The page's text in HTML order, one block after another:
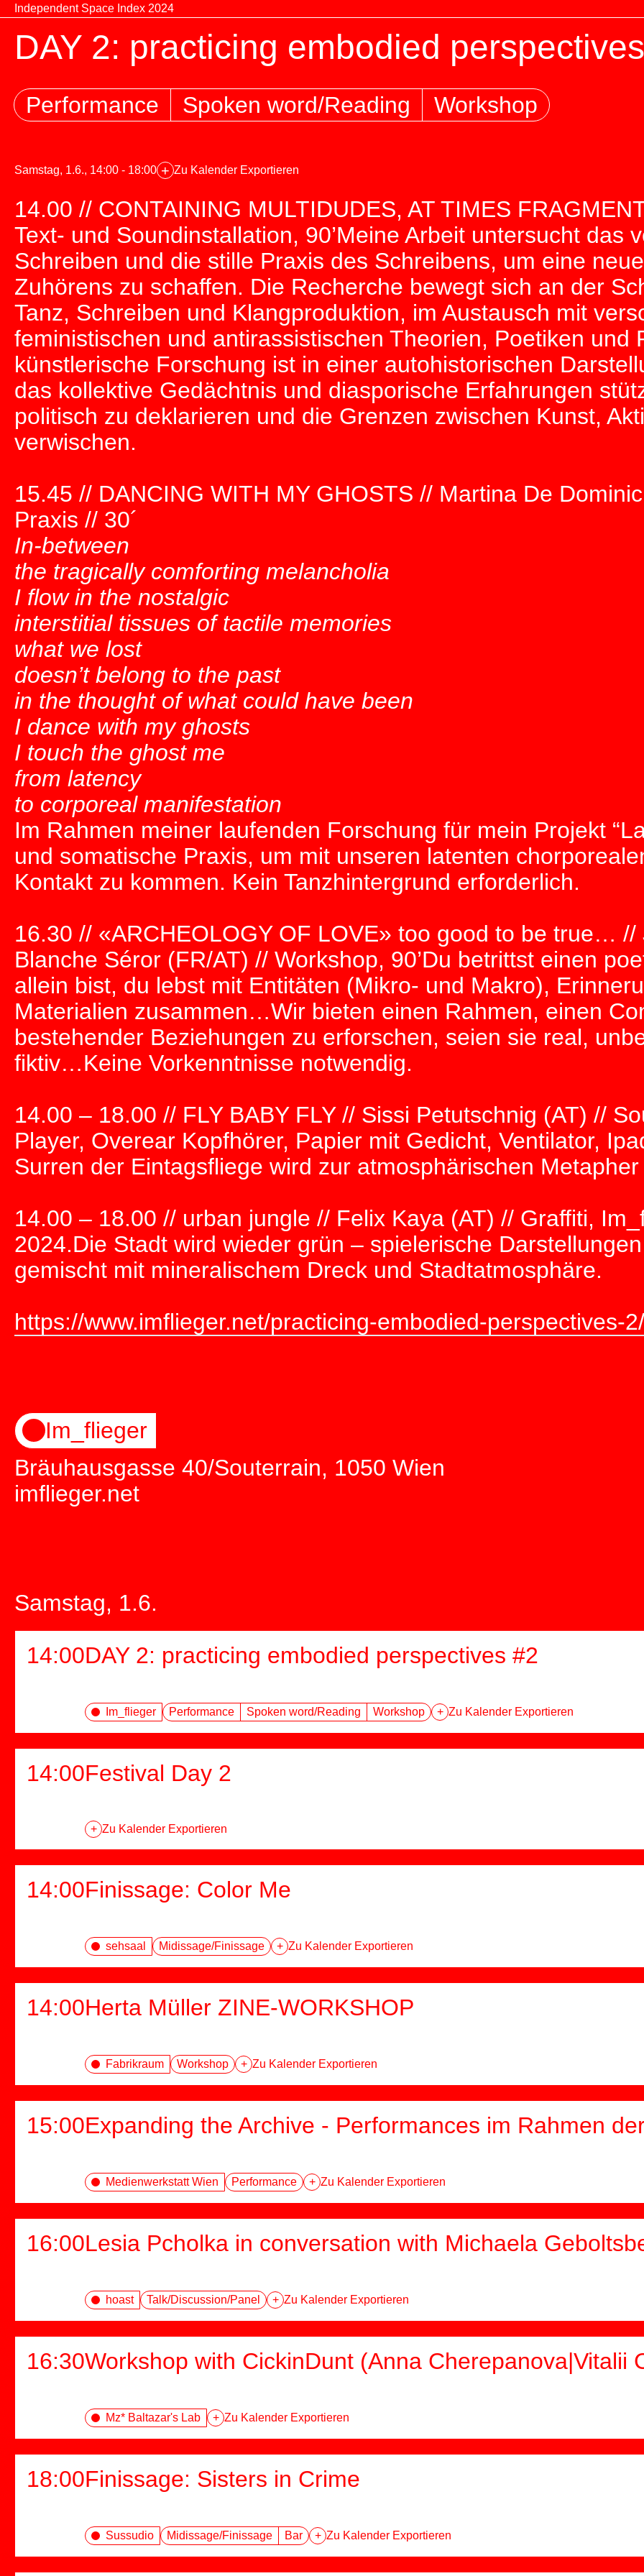
Zum Inhalt springen
Independent Space Index 2024
DAY 2: practicing embodied
Performance Spoken word/Reading Workshop
Samstag, 1.6., 14:00 - 18:00 + Zu Kalender Exportieren
14.00 // CONTAINING MULTIDUDES, AT TIMES
Text- und Soundinstallation, 90’Meine Arbeit untersucht das
Schreiben und die stille Praxis des Schreibens, um eine
Zuhörens zu schaffen. Die Recherche bewegt sich an der
Tanz, Schreiben und Klangproduktion, im Austausch mit
feministischen und antirassistischen Theorien, Poetiken und
künstlerische Forschung ist in einer autohistorischen
das kollektive Gedächtnis und diasporische Erfahrungen
politisch zu deklarieren und die Grenzen zwischen Kunst,
verwischen.
15.45 // DANCING WITH MY GHOSTS // Martina De
Praxis // 30´
In-between
the tragically comforting melancholia
I flow in the nostalgic
interstitial tissues of tactile memories
what we lost
doesn’t belong to the past
in the thought of what could have been
I dance with my ghosts
I touch the ghost me
from latency
to corporeal manifestation
Im Rahmen meiner laufenden Forschung für mein Projekt
und somatische Praxis, um mit unseren latenten
Kontakt zu kommen. Kein Tanzhintergrund erforderlich.
16.30 // «ARCHEOLOGY OF LOVE» too good to be true…
Blanche Séror (FR/AT) // Workshop, 90’Du betrittst einen
allein bist, du lebst mit Entitäten (Mikro- und Makro),
Materialien zusammen…Wir bieten einen Rahmen, einen
bestehender Beziehungen zu erforschen, seien sie real,
fiktiv…Keine Vorkenntnisse notwendig.
14.00 – 18.00 // FLY BABY FLY // Sissi Petutschnig (AT) //
Player, Overear Kopfhörer, Papier mit Gedicht, Ventilator,
Surren der Eintagsfliege wird zur atmosphärischen
14.00 – 18.00 // urban jungle // Felix Kaya (AT) // Graffiti,
2024.Die Stadt wird wieder grün – spielerische
gemischt mit mineralischem Dreck und Stadtatmosphäre.
https://www.imflieger.net/practicing-embodied-perspectives-2/
Im_flieger
Bräuhausgasse 40/Souterrain, 1050 Wien
imflieger.net
Samstag, 1.6.
14:00DAY 2: practicing embodied perspectives #2
Im_flieger Performance Spoken word/Reading Workshop + Zu Kalender Exportieren
14:00Festival Day 2
+ Zu Kalender Exportieren
14:00Finissage: Color Me
sehsaal Midissage/Finissage + Zu Kalender Exportieren
14:00Herta Müller ZINE-WORKSHOP
Fabrikraum Workshop + Zu Kalender Exportieren
15:00Expanding the Archive - Performances im Rahmen
Medienwerkstatt Wien Performance + Zu Kalender Exportieren
16:00Lesia Pcholka in conversation with Michaela
hoast Talk/Discussion/Panel + Zu Kalender Exportieren
16:30Workshop with CickinDunt (Anna Cherepanova|Vitalii
Mz* Baltazar's Lab + Zu Kalender Exportieren
18:00Finissage: Sisters in Crime
Sussudio Midissage/Finissage Bar + Zu Kalender Exportieren